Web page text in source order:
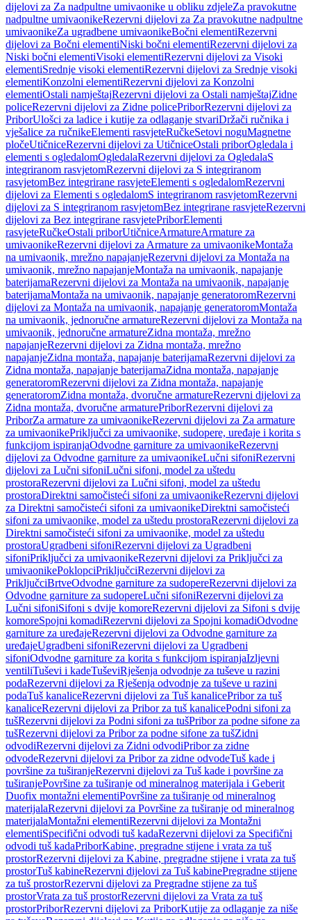
dijelovi za Za nadpultne umivaonike u obliku zdjeleZa pravokutne
nadpultne umivaonikeRezervni dijelovi za Za pravokutne nadpultne
umivaonikeZa ugradbene umivaonikeBočni elementiRezervni
dijelovi za Bočni elementiNiski bočni elementiRezervni dijelovi za
Niski bočni elementiVisoki elementiRezervni dijelovi za Visoki
elementiSrednje visoki elementiRezervni dijelovi za Srednje visoki
elementiKonzolni elementiRezervni dijelovi za Konzolni
elementiOstali namještajRezervni dijelovi za Ostali namještajZidne
policeRezervni dijelovi za Zidne policePriborRezervni dijelovi za
PriborUlošci za ladice i kutije za odlaganje stvariDržači ručnika i
vješalice za ručnikeElementi rasvjeteRučkeSetovi noguMagnetne
pločeUtičniceRezervni dijelovi za UtičniceOstali priborOgledala i
elementi s ogledalomOgledalaRezervni dijelovi za OgledalaS
integriranom rasvjetomRezervni dijelovi za S integriranom
rasvjetomBez integrirane rasvjeteElementi s ogledalomRezervni
dijelovi za Elementi s ogledalomS integriranom rasvjetomRezervni
dijelovi za S integriranom rasvjetomBez integrirane rasvjeteRezervni
dijelovi za Bez integrirane rasvjetePriborElementi
rasvjeteRučkeOstali priborUtičniceArmatureArmature za
umivaonikeRezervni dijelovi za Armature za umivaonikeMontaža
na umivaonik, mrežno napajanjeRezervni dijelovi za Montaža na
umivaonik, mrežno napajanjeMontaža na umivaonik, napajanje
baterijamaRezervni dijelovi za Montaža na umivaonik, napajanje
baterijamaMontaža na umivaonik, napajanje generatoromRezervni
dijelovi za Montaža na umivaonik, napajanje generatoromMontaža
na umivaonik, jednoručne armatureRezervni dijelovi za Montaža na
umivaonik, jednoručne armatureZidna montaža, mrežno
napajanjeRezervni dijelovi za Zidna montaža, mrežno
napajanjeZidna montaža, napajanje baterijamaRezervni dijelovi za
Zidna montaža, napajanje baterijamaZidna montaža, napajanje
generatoromRezervni dijelovi za Zidna montaža, napajanje
generatoromZidna montaža, dvoručne armatureRezervni dijelovi za
Zidna montaža, dvoručne armaturePriborRezervni dijelovi za
PriborZa armature za umivaonikeRezervni dijelovi za Za armature
za umivaonikePriključci za umivaonike, sudopere, uređaje i korita s
funkcijom ispiranjaOdvodne garniture za umivaonikeRezervni
dijelovi za Odvodne garniture za umivaonikeLučni sifoniRezervni
dijelovi za Lučni sifoniLučni sifoni, model za uštedu
prostoraRezervni dijelovi za Lučni sifoni, model za uštedu
prostoraDirektni samočisteći sifoni za umivaonikeRezervni dijelovi
za Direktni samočisteći sifoni za umivaonikeDirektni samočisteći
sifoni za umivaonike, model za uštedu prostoraRezervni dijelovi za
Direktni samočisteći sifoni za umivaonike, model za uštedu
prostoraUgradbeni sifoniRezervni dijelovi za Ugradbeni
sifoniPriključci za umivaonikeRezervni dijelovi za Priključci za
umivaonikePoklopciPriključciRezervni dijelovi za
PriključciBrtveOdvodne garniture za sudopereRezervni dijelovi za
Odvodne garniture za sudopereLučni sifoniRezervni dijelovi za
Lučni sifoniSifoni s dvije komoreRezervni dijelovi za Sifoni s dvije
komoreSpojni komadiRezervni dijelovi za Spojni komadiOdvodne
garniture za uređajeRezervni dijelovi za Odvodne garniture za
uređajeUgradbeni sifoniRezervni dijelovi za Ugradbeni
sifoniOdvodne garniture za korita s funkcijom ispiranjaIzljevni
ventiliTuševi i kadeTuševiRješenja odvodnje za tuševe u razini
podaRezervni dijelovi za Rješenja odvodnje za tuševe u razini
podaTuš kanaliceRezervni dijelovi za Tuš kanalicePribor za tuš
kanaliceRezervni dijelovi za Pribor za tuš kanalicePodni sifoni za
tušRezervni dijelovi za Podni sifoni za tušPribor za podne sifone za
tušRezervni dijelovi za Pribor za podne sifone za tušZidni
odvodiRezervni dijelovi za Zidni odvodiPribor za zidne
odvodeRezervni dijelovi za Pribor za zidne odvodeTuš kade i
površine za tuširanjeRezervni dijelovi za Tuš kade i površine za
tuširanjePovršine za tuširanje od mineralnog materijala i Geberit
Duofix montažni elementiPovršine za tuširanje od mineralnog
materijalaRezervni dijelovi za Površine za tuširanje od mineralnog
materijalaMontažni elementiRezervni dijelovi za Montažni
elementiSpecifični odvodi tuš kadaRezervni dijelovi za Specifični
odvodi tuš kadaPriborKabine, pregradne stijene i vrata za tuš
prostorRezervni dijelovi za Kabine, pregradne stijene i vrata za tuš
prostorTuš kabineRezervni dijelovi za Tuš kabinePregradne stijene
za tuš prostorRezervni dijelovi za Pregradne stijene za tuš
prostorVrata za tuš prostorRezervni dijelovi za Vrata za tuš
prostorPriborRezervni dijelovi za PriborKutije za odlaganje za niše